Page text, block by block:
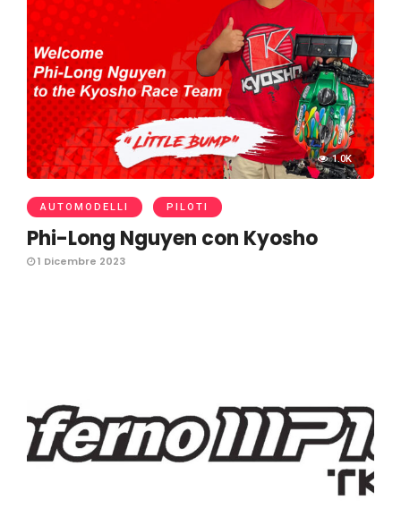
1.0K
AUTOMODELLI PILOTI
Phi-Long Nguyen con Kyosho
1 Dicembre 2023